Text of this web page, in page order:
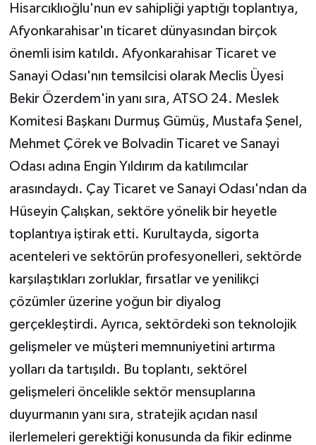
Hisarcıklıoğlu'nun ev sahipliği yaptığı toplantıya,
Afyonkarahisar'ın ticaret dünyasından birçok
önemli isim katıldı. Afyonkarahisar Ticaret ve
Sanayi Odası'nın temsilcisi olarak Meclis Üyesi
Bekir Özerdem'in yanı sıra, ATSO 24. Meslek
Komitesi Başkanı Durmuş Gümüş, Mustafa Şenel,
Mehmet Çörek ve Bolvadin Ticaret ve Sanayi
Odası adına Engin Yıldırım da katılımcılar
arasındaydı. Çay Ticaret ve Sanayi Odası'ndan da
Hüseyin Çalışkan, sektöre yönelik bir heyetle
toplantıya iştirak etti. Kurultayda, sigorta
acenteleri ve sektörün profesyonelleri, sektörde
karşılaştıkları zorluklar, fırsatlar ve yenilikçi
çözümler üzerine yoğun bir diyalog
gerçekleştirdi. Ayrıca, sektördeki son teknolojik
gelişmeler ve müşteri memnuniyetini artırma
yolları da tartışıldı. Bu toplantı, sektörel
gelişmeleri öncelikle sektör mensuplarına
duyurmanın yanı sıra, stratejik açıdan nasıl
ilerlemeleri gerektiği konusunda da fikir edinme